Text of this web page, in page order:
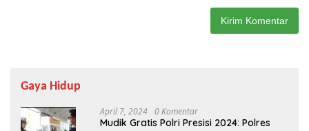
Gaya Hidup
April 7, 2024 0 Komentar
Mudik Gratis Polri Presisi 2024: Polres